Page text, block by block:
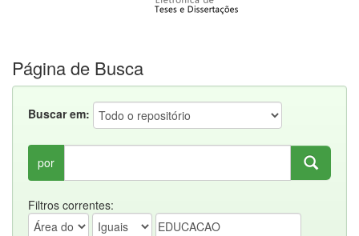
Página de Busca
Buscar em:
por
Filtros correntes: